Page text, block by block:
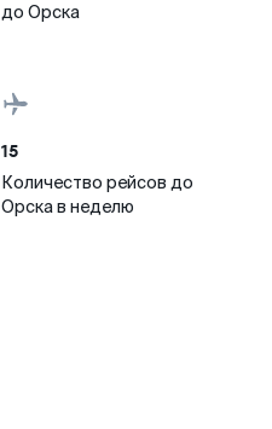
до Орска
15
Количество рейсов до
Орска в неделю